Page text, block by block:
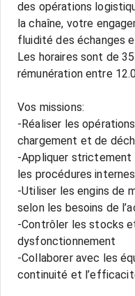
des opérations
la chaîne, votre
fluidité des échanges
Les horaires sont de
rémunération entre
Vos missions:
-Réaliser les
chargement et de
-Appliquer
les procédures internes
-Utiliser les engins de
selon les besoins de
-Contrôler les stocks
dysfonctionnement
-Collaborer avec les
continuité et